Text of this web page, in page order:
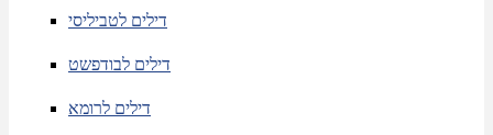
דילים לטביליסי
דילים לבודפשט
דילים לרומא